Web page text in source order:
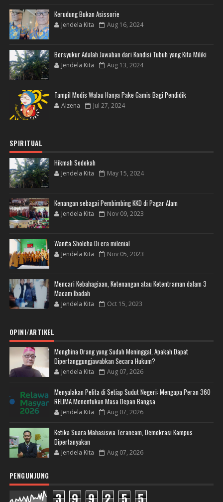
Kerudung Bukan Asissorie
Jendela Kita Aug 16, 2024
Bersyukur Adalah Jawaban dari Kondisi Tubuh yang Kita Miliki
Jendela Kita Aug 13, 2024
Tampil Modis Walau Hanya Pake Gamis Bagi Pendidik
Alzena Jul 27, 2024
SPIRITUAL
Hikmah Sedekah
Jendela Kita May 15, 2024
Kenangan sebagai Pembimbing KKD di Pagar Alam
Jendela Kita Nov 09, 2023
Wanita Sholeha Di era milenial
Jendela Kita Nov 05, 2023
Mencari Kebahagiaan, Ketenangan atau Ketentraman dalam 3
Macam Ibadah
Jendela Kita Oct 15, 2023
OPINI/ARTIKEL
Menghina Orang yang Sudah Meninggal, Apakah Dapat
Dipertanggungjawabkan Secara Hukum?
Jendela Kita Aug 07, 2026
Menyalakan Pelita di Setiap Sudut Negeri: Mengapa Peran 360
RELIMA Menentukan Masa Depan Bangsa
Jendela Kita Aug 07, 2026
Ketika Suara Mahasiswa Terancam, Demokrasi Kampus
Dipertanyakan
Jendela Kita Aug 07, 2026
PENGUNJUNG
3 9 9 2 5 5